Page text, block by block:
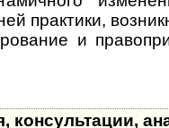
практики,
и
консультации,